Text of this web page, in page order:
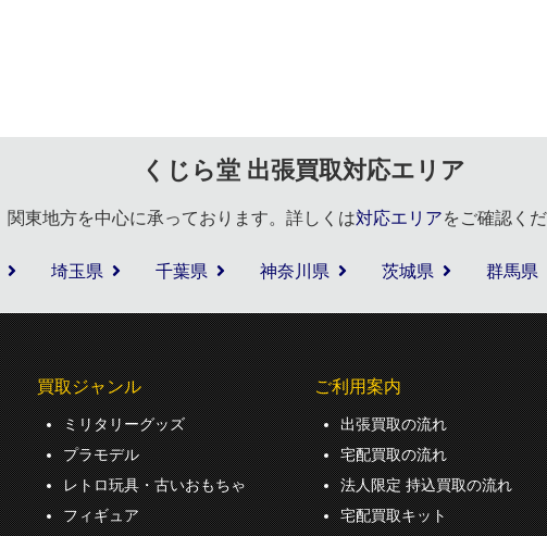
くじら堂 出張買取対応エリア
関東地方を中心に承っております。詳しくは対応エリアをご確認く
埼玉県 千葉県 神奈川県 茨城県 群馬県
買取ジャンル
ミリタリーグッズ
プラモデル
レトロ玩具・古いおもちゃ
フィギュア
ご利用案内
出張買取の流れ
宅配買取の流れ
法人限定 持込買取の流れ
宅配買取キット